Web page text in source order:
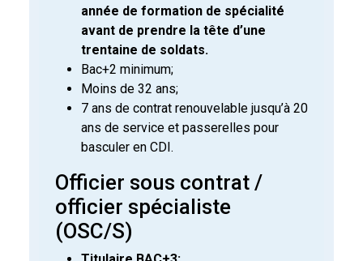
année de formation de spécialité
avant de prendre la tête d’une
trentaine de soldats.
Bac+2 minimum;
Moins de 32 ans;
7 ans de contrat renouvelable jusqu’à 20
ans de service et passerelles pour
basculer en CDI.
Officier sous contrat /
officier spécialiste
(OSC/S)